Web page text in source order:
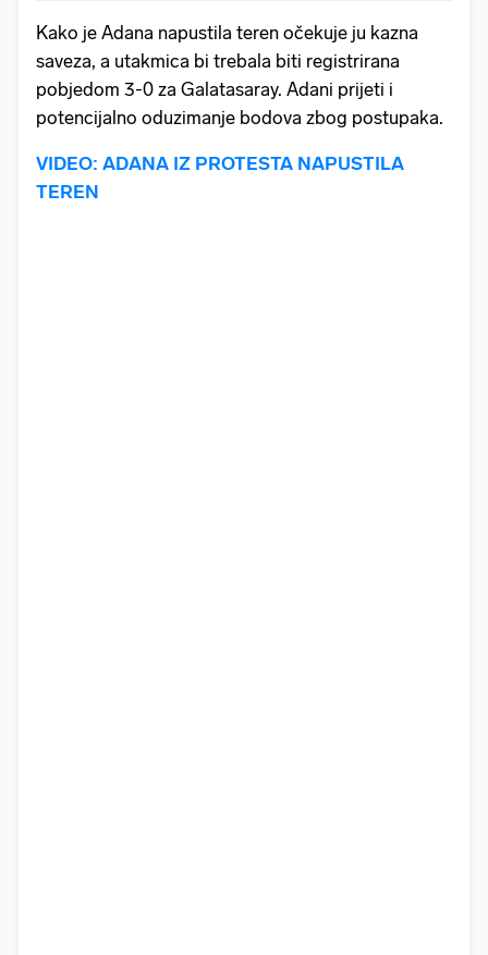
Kako je Adana napustila teren očekuje ju kazna
saveza, a utakmica bi trebala biti registrirana
pobjedom 3-0 za Galatasaray. Adani prijeti i
potencijalno oduzimanje bodova zbog postupaka.
VIDEO: ADANA IZ PROTESTA NAPUSTILA
TEREN